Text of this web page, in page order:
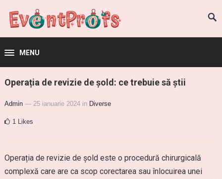
MENU
Operația de revizie de șold: ce trebuie să știi
Admin — 25 ianuarie 2024 in Diverse
1 Likes
Operația de revizie de șold este o procedură chirurgicală
complexă care are ca scop corectarea sau înlocuirea unei